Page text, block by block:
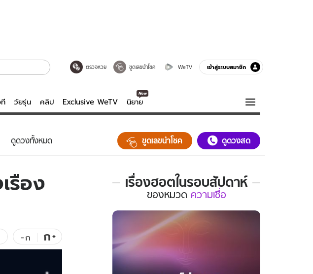
ตรวจหวย ขูดเลขนำโชค WeTV เข้าสู่ระบบสมาชิก
วัยรุ่น คลิป Exclusive WeTV นิยาย
ดูทีวี
WeTV
ความรู้รอบตัว
ฮาวทู
ดูดวงทั้งหมด ขูดเลขนำโชค ดูดวงสด
รือง
-ก ก+
เรื่องฮอตในรอบสัปดาห์
เรื่อง
ใน
รอบ
ของ
หมวด
ความ
ของหมวด ความเชื่อ